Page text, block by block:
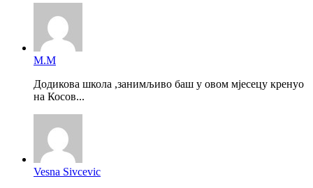
М.М
Додикова школа ,занимљиво баш у овом мјесецу кренуо
на Косов...
Vesna Sivcevic